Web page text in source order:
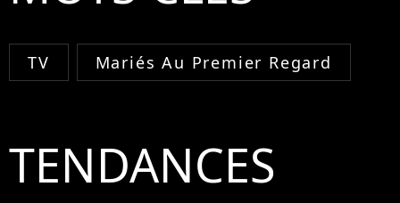
TV Mariés Au Premier Regard
TENDANCES